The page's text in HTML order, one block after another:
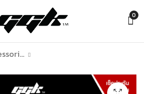
0
Accessories Of Simulation Racing
GGK Shifter
ชุด Kits DIY พวงมาลัย